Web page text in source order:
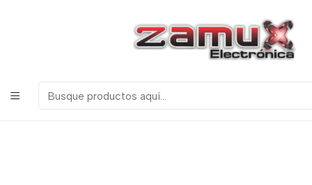
ELECTRONICOS, ROBOTICA & TECNOLOGIA
Blog Blog
Blog